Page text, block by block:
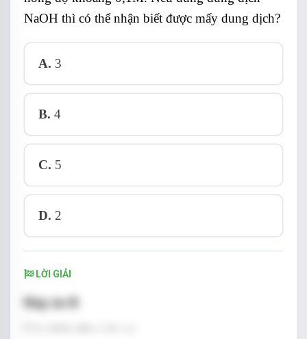
-
Mẩu thử tạo kết tủa xanh rêu, sau đó tan
trong kiềm dư là Cr
NaOH thì có thể nhận biết được mấy dung dịch?
A. 3
B. 4
C. 5
D. 2
LỜI GIẢI
Đáp án B